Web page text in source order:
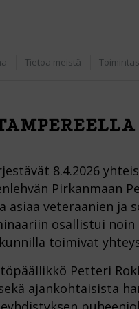
Tietoa meistä
8.4.2026
Pirkanmaan
asiaa veteraanien ja
osallistui noin
toimivat
Petteri
ajankohtaisista